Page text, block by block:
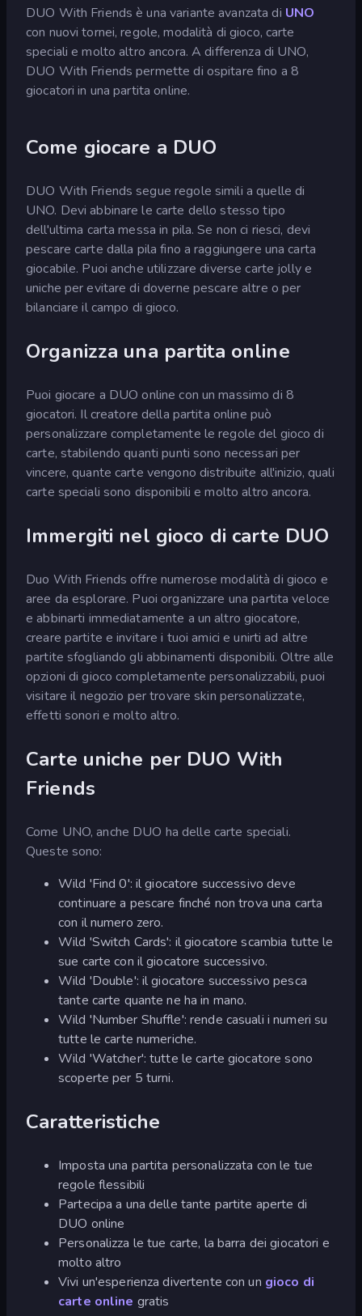
DUO With Friends è una variante avanzata di UNO
con nuovi tornei, regole, modalità di gioco, carte
speciali e molto altro ancora. A differenza di UNO,
DUO With Friends permette di ospitare fino a 8
giocatori in una partita online.
Come giocare a DUO
DUO With Friends segue regole simili a quelle di
UNO. Devi abbinare le carte dello stesso tipo
dell'ultima carta messa in pila. Se non ci riesci, devi
pescare carte dalla pila fino a raggiungere una carta
giocabile. Puoi anche utilizzare diverse carte jolly e
uniche per evitare di doverne pescare altre o per
bilanciare il campo di gioco.
Organizza una partita online
Puoi giocare a DUO online con un massimo di 8
giocatori. Il creatore della partita online può
personalizzare completamente le regole del gioco di
carte, stabilendo quanti punti sono necessari per
vincere, quante carte vengono distribuite all'inizio, quali
carte speciali sono disponibili e molto altro ancora.
Immergiti nel gioco di carte DUO
Duo With Friends offre numerose modalità di gioco e
aree da esplorare. Puoi organizzare una partita veloce
e abbinarti immediatamente a un altro giocatore,
creare partite e invitare i tuoi amici e unirti ad altre
partite sfogliando gli abbinamenti disponibili. Oltre alle
opzioni di gioco completamente personalizzabili, puoi
visitare il negozio per trovare skin personalizzate,
effetti sonori e molto altro.
Carte uniche per DUO With
Friends
Come UNO, anche DUO ha delle carte speciali.
Queste sono:
Wild 'Find 0': il giocatore successivo deve
continuare a pescare finché non trova una carta
con il numero zero.
Wild 'Switch Cards': il giocatore scambia tutte le
sue carte con il giocatore successivo.
Wild 'Double': il giocatore successivo pesca
tante carte quante ne ha in mano.
Wild 'Number Shuffle': rende casuali i numeri su
tutte le carte numeriche.
Wild 'Watcher': tutte le carte giocatore sono
scoperte per 5 turni.
Caratteristiche
Imposta una partita personalizzata con le tue
regole flessibili
Partecipa a una delle tante partite aperte di
DUO online
Personalizza le tue carte, la barra dei giocatori e
molto altro
Vivi un'esperienza divertente con un gioco di
carte online gratis